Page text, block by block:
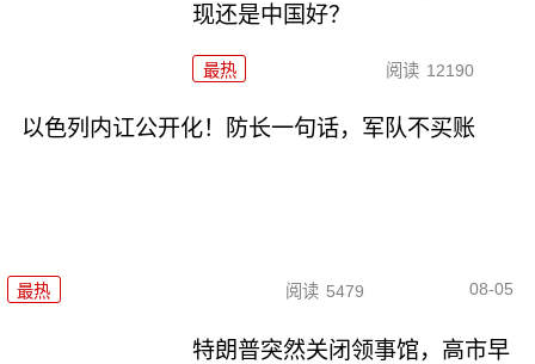
现还是中国好？
最热 阅读 12190
以色列内讧公开化！防长一句话，军队不买账
最热 阅读 5479 08-05
特朗普突然关闭领事馆，高市早